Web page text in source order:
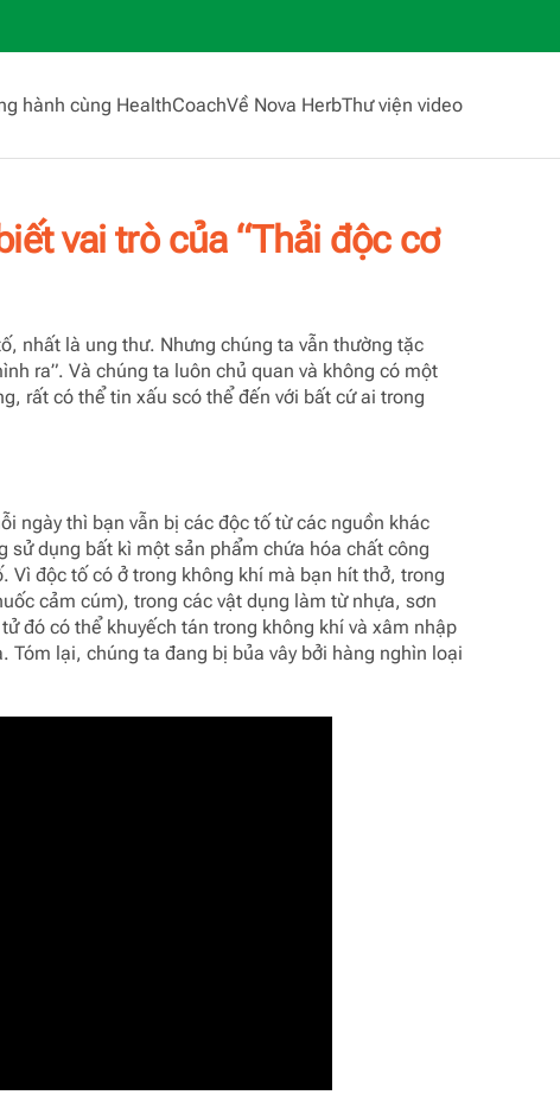
hành cùng HealthCoachVề Nova HerbThư viện video
vai trò của “Thải độc cơ
nhất là ung thư. Nhưng chúng ta vẫn thường tặc
ra”. Và chúng ta luôn chủ quan và không có một
rất có thể tin xấu scó thể đến với bất cứ ai trong
ngày thì bạn vẫn bị các độc tố từ các nguồn khác
sử dụng bất kì một sản phẩm chứa hóa chất công
Vì độc tố có ở trong không khí mà bạn hít thở, trong
cảm cúm), trong các vật dụng làm từ nhựa, sơn
đó có thể khuyếch tán trong không khí và xâm nhập
lại, chúng ta đang bị bủa vây bởi hàng nghìn loại